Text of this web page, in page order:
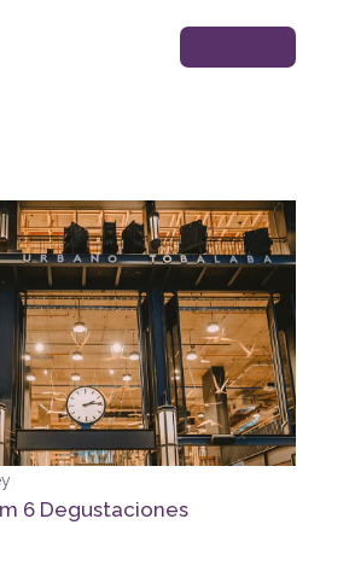
6 Degustaciones